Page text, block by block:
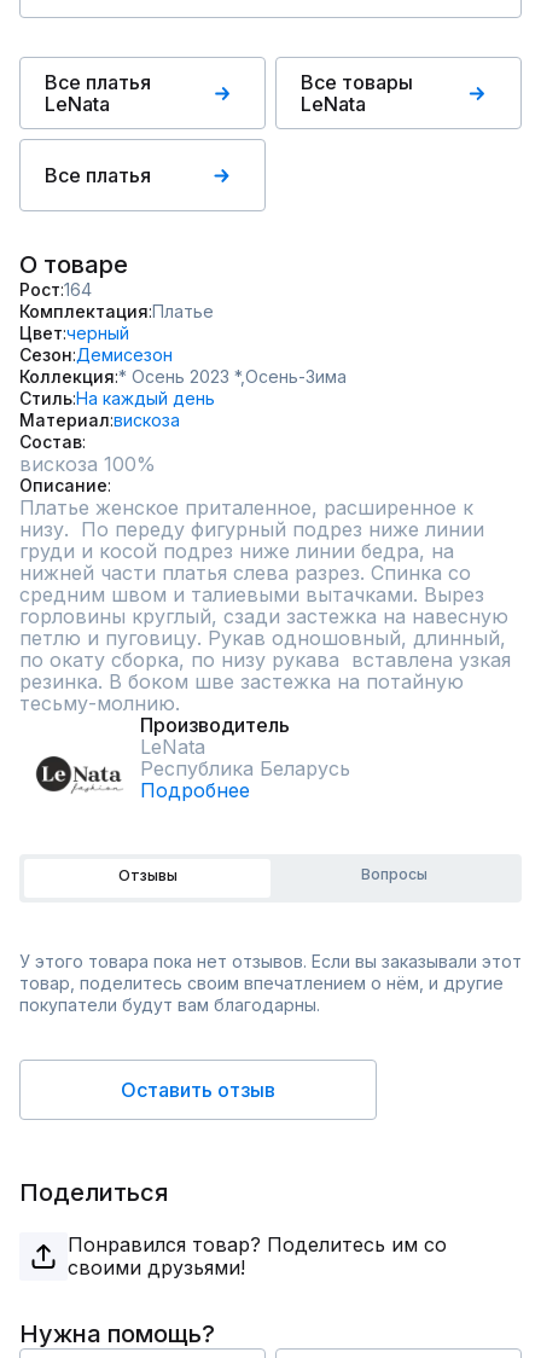
Все платья
LeNata
Все товары
LeNata
Все платья
О товаре
Рост 164
Комплектация Платье
Цвет черный
Сезон Демисезон
Коллекция * Осень 2023 *,Осень-Зима
СтильНа каждый день
Материал вискоза
Состав
вискоза 100%
Описание
Платье женское приталенное, расширенное к
низу.  По переду фигурный подрез ниже линии
груди и косой подрез ниже линии бедра, на
нижней части платья слева разрез. Спинка со
средним швом и талиевыми вытачками. Вырез
горловины круглый, сзади застежка на навесную
петлю и пуговицу. Рукав одношовный, длинный,
по окату сборка, по низу рукава  вставлена узкая
резинка. В боком шве застежка на потайную
тесьму-молнию.
Производитель
LeNata
Республика Беларусь
Подробнее
Отзывы Вопросы
У этого товара пока нет отзывов. Если вы заказывали этот
товар, поделитесь своим впечатлением о нём, и другие
покупатели будут вам благодарны.
Оставить отзыв
Поделиться
Понравился товар? Поделитесь им со
своими друзьями!
Нужна помощь?